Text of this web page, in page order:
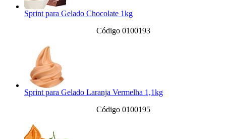
Sprint para Gelado Chocolate 1kg
Código 0100193
Sprint para Gelado Laranja Vermelha 1,1kg
Código 0100195